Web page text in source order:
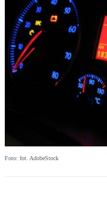
Foto: fot. AdobeStock